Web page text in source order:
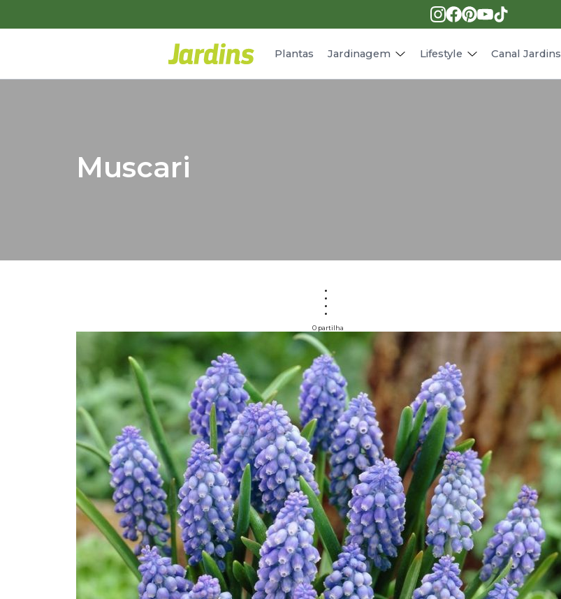
Plantas Jardinagem Lifestyle
Receitas
Canal Jardins
Muscari
0 partilha